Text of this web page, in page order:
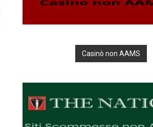
Casinò non AAMS